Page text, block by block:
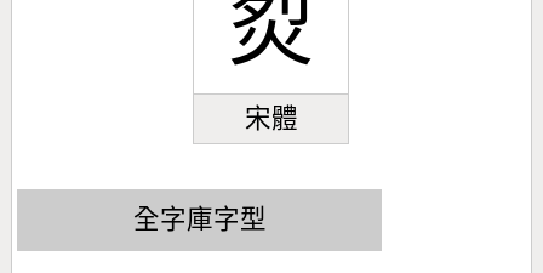
烮
宋體
全字庫字型